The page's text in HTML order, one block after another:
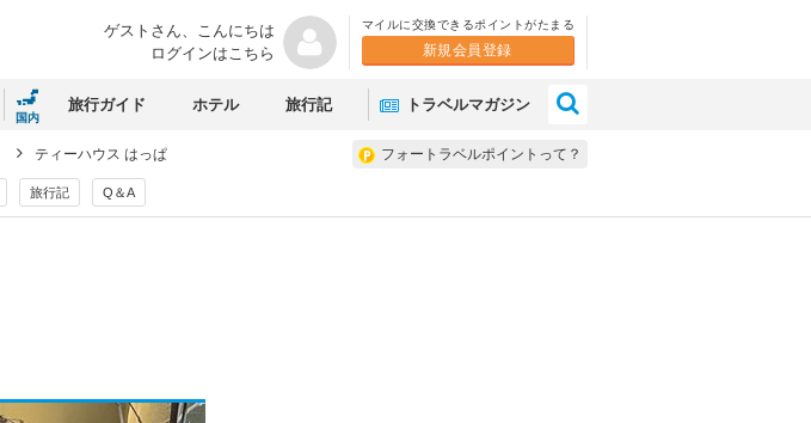
ゲストさん、 こんにちは
ログインはこちら
マイルに交換できるポイントがたまる
新規会員登録
国内
旅行ガイド ホテル 旅行記 トラベルマガジン
フォートラベルポイントって？
ティーハウス はっぱ
旅行記 Q＆A